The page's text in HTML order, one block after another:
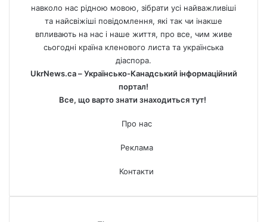
навколо нас рідною мовою, зібрати усі найважливіші
та найсвіжіші повідомлення, які так чи інакше
впливають на нас і наше життя, про все, чим живе
сьогодні країна кленового листа та українська
діаспора.
UkrNews.ca – Українсько-Канадський інформаційний
портал!
Все, що варто знати знаходиться тут!
Про нас
Реклама
Контакти